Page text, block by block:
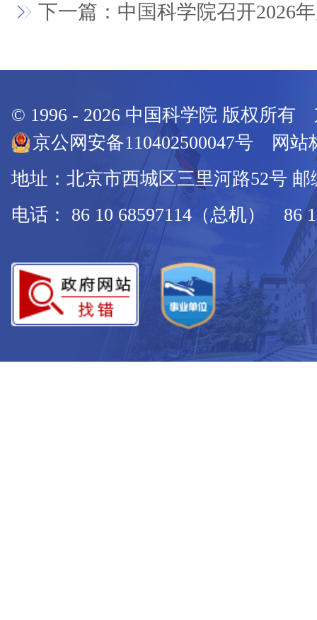
下一篇：中国科学院召开2026
© 1996 - 2026 中国科学院 版权所有
京公网安备110402500047号 网站
地址：北京市西城区三里河路52号 邮
电话： 86 10 68597114（总机） 86